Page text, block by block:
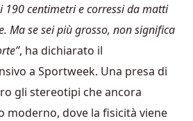
190 centimetri e corressi da matti
Ma se sei più grosso, non significa
, ha dichiarato il
a Sportweek. Una presa di
gli stereotipi che ancora
moderno, dove la fisicità viene